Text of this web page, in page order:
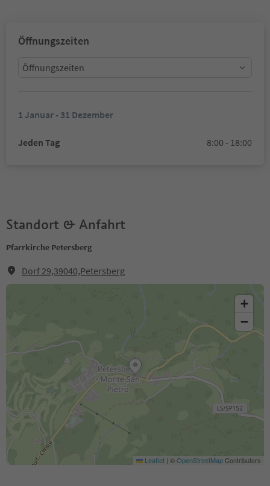
Öffnungszeiten
Öffnungszeiten
1 Januar - 31 Dezember
Jeden Tag 8:00 - 18:00
Standort & Anfahrt
Pfarrkirche Petersberg
Dorf 29,39040,Petersberg
+
−
Leaflet | ©OpenStreetMapContributors